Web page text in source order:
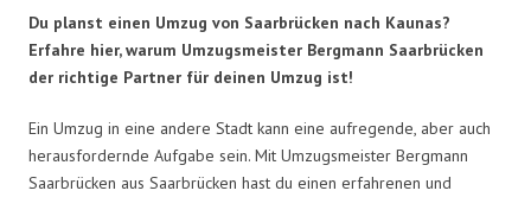
Du planst einen Umzug von Saarbrücken nach Kaunas?
Erfahre hier, warum Umzugsmeister Bergmann Saarbrücken
der richtige Partner für deinen Umzug ist!
Ein Umzug in eine andere Stadt kann eine aufregende, aber auch
herausfordernde Aufgabe sein. Mit Umzugsmeister Bergmann
Saarbrücken aus Saarbrücken hast du einen erfahrenen und